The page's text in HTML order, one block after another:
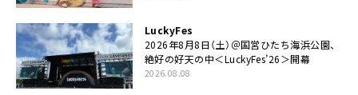
LuckyFes
2026年8月8日（土）＠国営ひたち海浜公園、
絶好の好天の中＜LuckyFes’26＞開幕
2026.08.08